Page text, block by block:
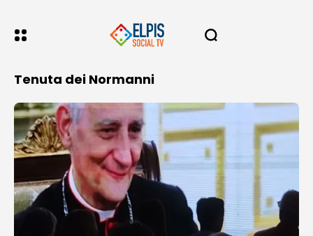
Tenuta dei Normanni